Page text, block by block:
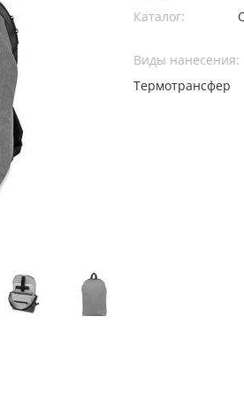
Каталог:
Виды нанесения:
Термотрансфер